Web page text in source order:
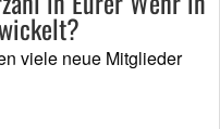
viele neue Mitglieder